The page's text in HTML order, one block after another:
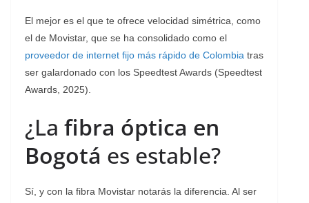
El mejor es el que te ofrece velocidad simétrica, como
el de Movistar, que se ha consolidado como el
proveedor de internet fijo más rápido de Colombia tras
ser galardonado con los Speedtest Awards (Speedtest
Awards, 2025).
¿La fibra óptica en
Bogotá es estable?
Sí, y con la fibra Movistar notarás la diferencia. Al ser